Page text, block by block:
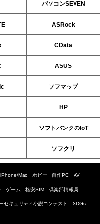
パソコンSEVEN
ASRock
CData
ASUS
ソフマップ
HP
ソフトバンクのIoT
ソフクリ
iPhone/Mac ホビー 自作PC AV
ゲーム 格安SIM 倶楽部情報局
セキュリティ小説コンテスト SDGs